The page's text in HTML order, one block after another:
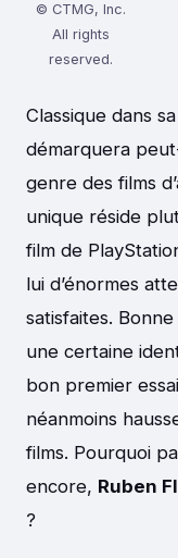
© CTMG, Inc.
All rights
reserved.
Classique dans
démarquera
genre des films
unique réside
film de
lui d’énormes
satisfaites.
une certaine
bon premier
néanmoins
films. Pourquoi
encore, Ruben
?